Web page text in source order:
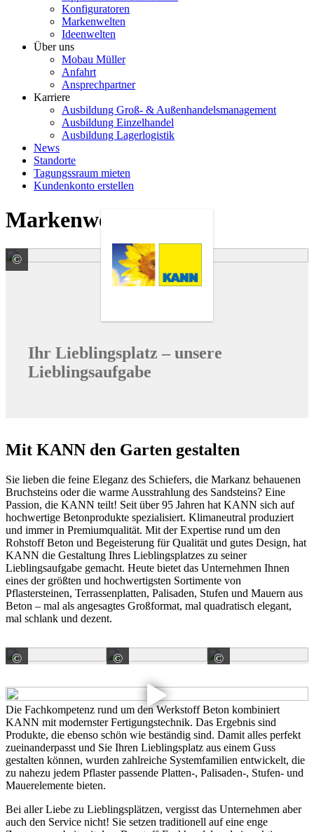
Konfiguratoren
Markenwelten
Ideenwelten
Über uns
Mobau Müller
Anfahrt
Ansprechpartner
Karriere
Ausbildung Groß- & Außenhandelsmanagement
Ausbildung Einzelhandel
Ausbildung Lagerlogistik
News
Standorte
Tagungssraum mieten
Kundenkonto erstellen
Markenwelten
© KANN GmbH Baustoffwerke
Ihr Lieblingsplatz – unsere
Lieblingsaufgabe
Mit KANN den Garten gestalten
Sie lieben die feine Eleganz des Schiefers, die Markanz behauenen
Bruchsteins oder die warme Ausstrahlung des Sandsteins? Eine
Passion, die KANN teilt! Seit über 95 Jahren hat KANN sich auf
hochwertige Betonprodukte spezialisiert. Klimaneutral produziert
und immer in Premiumqualität. Mit der Expertise rund um den
Rohstoff Beton und Begeisterung für Qualität und gutes Design, hat
KANN die Gestaltung Ihres Lieblingsplatzes zu seiner
Lieblingsaufgabe gemacht. Heute bietet das Unternehmen Ihnen
eines der größten und hochwertigsten Sortimente von
Pflastersteinen, Terrassenplatten, Palisaden, Stufen und Mauern aus
Beton – mal als angesagtes Großformat, mal quadratisch elegant,
mal schlank und dezent.
© KANN GmbH Baustoffwerke
© KANN GmbH Baustoffwerke
© KANN
Die Fachkompetenz rund um den Werkstoff Beton kombiniert
KANN mit modernster Fertigungstechnik. Das Ergebnis sind
Produkte, die ebenso schön wie beständig sind. Damit alles perfekt
zueinanderpasst und Sie Ihren Lieblingsplatz aus einem Guss
gestalten können, wurden zahlreiche Systemfamilien entwickelt, die
zu nahezu jedem Pflaster passende Platten-, Palisaden-, Stufen- und
Mauerelemente bieten.
Bei aller Liebe zu Lieblingsplätzen, vergisst das Unternehmen aber
auch den Service nicht! Sie setzen traditionell auf eine enge